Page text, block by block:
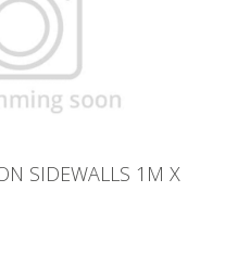
SIDEWALLS 1M X